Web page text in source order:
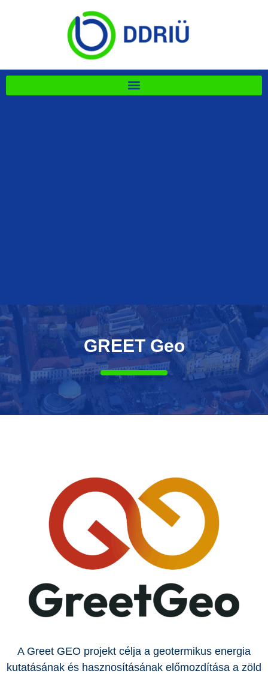
GREET Geo
A Greet GEO projekt célja a geotermikus energia
kutatásának és hasznosításának előmozdítása a zöld